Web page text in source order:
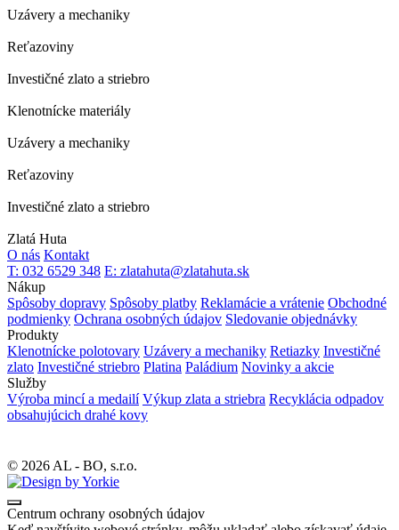
Uzávery a mechaniky
Reťazoviny
Investičné zlato a striebro
Klenotnícke materiály
Uzávery a mechaniky
Reťazoviny
Investičné zlato a striebro
Zlatá Huta
O nás Kontakt
T: 032 6529 348 E: zlatahuta@zlatahuta.sk
Nákup
Spôsoby dopravy Spôsoby platby Reklamácie a vrátenie Obchodné
podmienky Ochrana osobných údajov Sledovanie objednávky
Produkty
Klenotnícke polotovary Uzávery a mechaniky Retiazky Investičné
zlato Investičné striebro Platina Paládium Novinky a akcie
Služby
Výroba mincí a medailí Výkup zlata a striebra Recyklácia odpadov
obsahujúcich drahé kovy
© 2026 AL - BO, s.r.o.
Centrum ochrany osobných údajov